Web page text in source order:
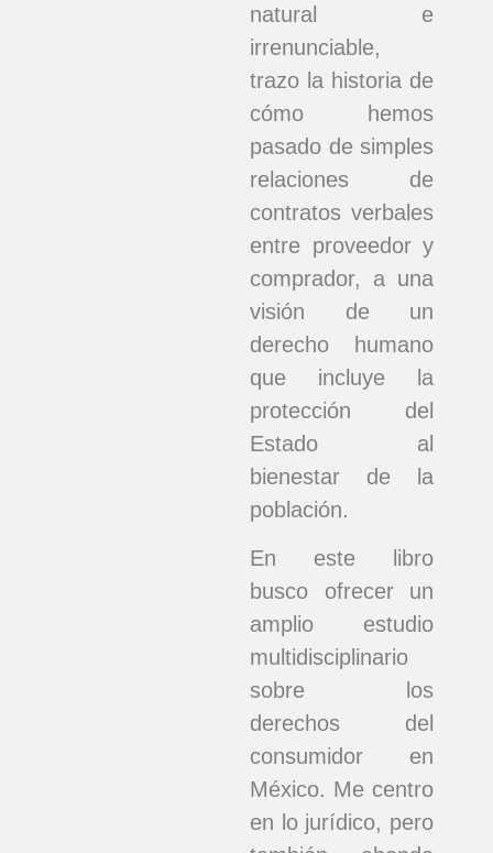
natural e
irrenunciable,
trazo la historia de
cómo hemos
pasado de simples
relaciones de
contratos verbales
entre proveedor y
comprador, a una
visión de un
derecho humano
que incluye la
protección del
Estado al
bienestar de la
población.
En este libro
busco ofrecer un
amplio estudio
multidisciplinario
sobre los
derechos del
consumidor en
México. Me centro
en lo jurídico, pero